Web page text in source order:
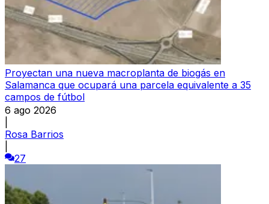
Proyectan una nueva macroplanta de biogás en
Salamanca que ocupará una parcela equivalente a 35
campos de fútbol
6 ago 2026
Rosa Barrios
27